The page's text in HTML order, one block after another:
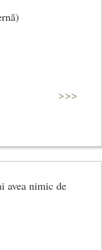
>>>
avea nimic de